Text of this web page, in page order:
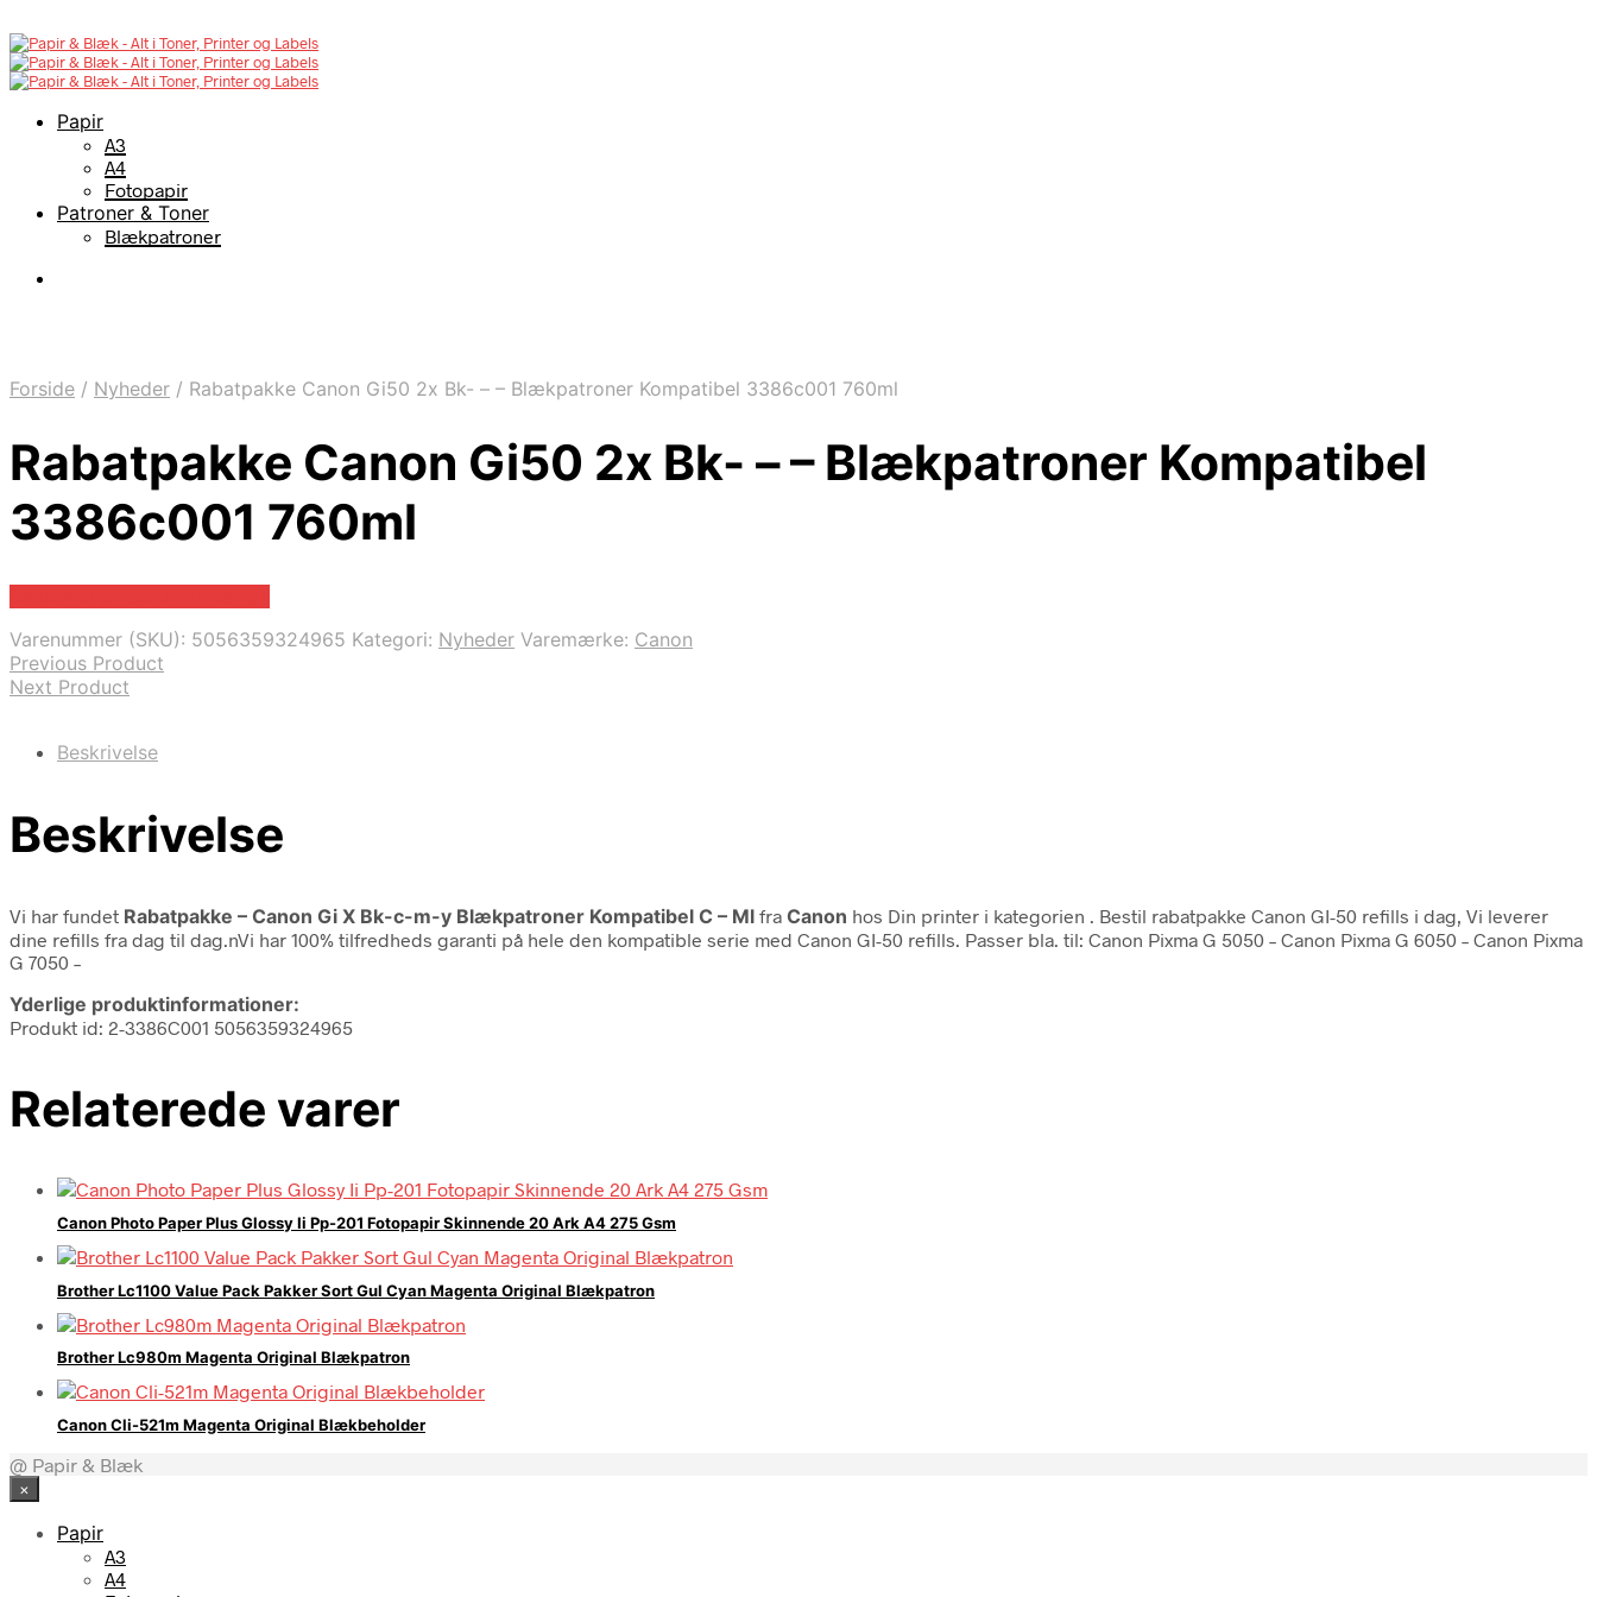
Papir
A3
A4
Fotopapir
Patroner & Toner
Blækpatroner
Forside / Nyheder / Rabatpakke Canon Gi50 2x Bk- – – Blækpatroner Kompatibel 3386c001 760ml
Rabatpakke Canon Gi50 2x Bk- – – Blækpatroner Kompatibel
3386c001 760ml
Varenummer (SKU): 5056359324965 Kategori: Nyheder Varemærke: Canon
Previous Product
Next Product
Beskrivelse
Beskrivelse
Vi har fundet Rabatpakke – Canon Gi X Bk-c-m-y Blækpatroner Kompatibel C – Ml fra Canon hos Din printer i kategorien
. Bestil rabatpakke Canon GI-50 refills i dag, Vi leverer
dine refills fra dag til dag.nVi har 100% tilfredheds garanti på hele den kompatible serie med Canon GI-50 refills. Passer bla. til: Canon Pixma G 5050 – Canon Pixma G 6050 – Canon Pixma
G 7050 –
Yderlige produktinformationer:
Produkt id: 2-3386C001 5056359324965
Relaterede varer
Canon Photo Paper Plus Glossy Ii Pp-201 Fotopapir Skinnende 20 Ark A4 275 Gsm
Brother Lc1100 Value Pack Pakker Sort Gul Cyan Magenta Original Blækpatron
Brother Lc980m Magenta Original Blækpatron
Canon Cli-521m Magenta Original Blækbeholder
@ Papir & Blæk
×
Papir
A3
A4